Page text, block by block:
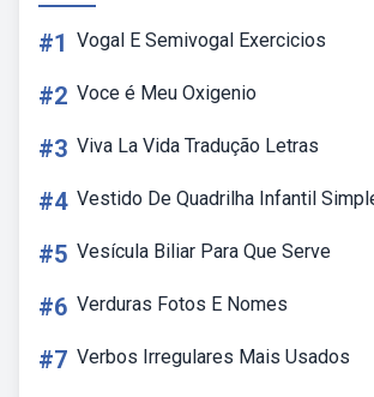
#1 Vogal E Semivogal Exercicios
#2 Voce é Meu Oxigenio
#3 Viva La Vida Tradução Letras
#4 Vestido De Quadrilha Infantil
#5 Vesícula Biliar Para Que Serve
#6 Verduras Fotos E Nomes
#7 Verbos Irregulares Mais Usados